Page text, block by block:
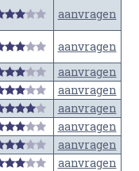
aanvragen
aanvragen
aanvragen
aanvragen
aanvragen
aanvragen
aanvragen
aanvragen